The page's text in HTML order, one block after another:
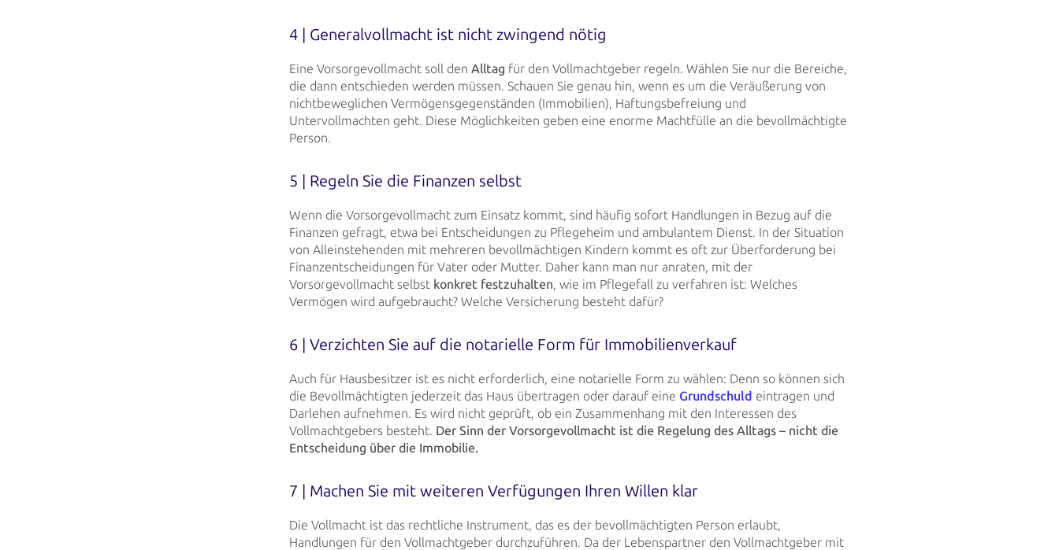
4 | Generalvollmacht ist nicht zwingend nötig
Eine Vorsorgevollmacht soll den Alltag für den Vollmachtgeber regeln. Wählen Sie nur die Bereiche,
die dann entschieden werden müssen. Schauen Sie genau hin, wenn es um die Veräußerung von
nichtbeweglichen Vermögensgegenständen (Immobilien), Haftungsbefreiung und
Untervollmachten geht. Diese Möglichkeiten geben eine enorme Machtfülle an die bevollmächtigte
Person.
5 | Regeln Sie die Finanzen selbst
Wenn die Vorsorgevollmacht zum Einsatz kommt, sind häufig sofort Handlungen in Bezug auf die
Finanzen gefragt, etwa bei Entscheidungen zu Pflegeheim und ambulantem Dienst. In der Situation
von Alleinstehenden mit mehreren bevollmächtigen Kindern kommt es oft zur Überforderung bei
Finanzentscheidungen für Vater oder Mutter. Daher kann man nur anraten, mit der
Vorsorgevollmacht selbst konkret festzuhalten, wie im Pflegefall zu verfahren ist: Welches
Vermögen wird aufgebraucht? Welche Versicherung besteht dafür?
6 | Verzichten Sie auf die notarielle Form für Immobilienverkauf
Auch für Hausbesitzer ist es nicht erforderlich, eine notarielle Form zu wählen: Denn so können sich
die Bevollmächtigten jederzeit das Haus übertragen oder darauf eine Grundschuld eintragen und
Darlehen aufnehmen. Es wird nicht geprüft, ob ein Zusammenhang mit den Interessen des
Vollmachtgebers besteht. Der Sinn der Vorsorgevollmacht ist die Regelung des Alltags – nicht die
Entscheidung über die Immobilie.
7 | Machen Sie mit weiteren Verfügungen Ihren Willen klar
Die Vollmacht ist das rechtliche Instrument, das es der bevollmächtigten Person erlaubt,
Handlungen für den Vollmachtgeber durchzuführen. Da der Lebenspartner den Vollmachtgeber mit